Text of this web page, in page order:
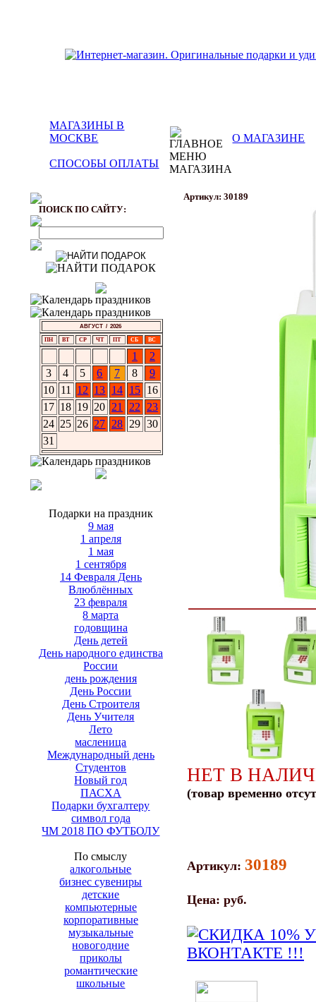
МАГАЗИНЫ В
МОСКВЕ
О МАГАЗИНЕ
СПОСОБЫ ОПЛАТЫ
ПОИСК ПО САЙТУ:
АВГУСТ / 2026
ПН ВТ СР ЧТ ПТ СБ ВС
1
2
3
4 5 6 7 8
9
10 11 12 13 14 15 16
17 18 19 20 21 22
23
24 25 26 27 28 29 30
31
Подарки на праздник
9 мая
1 апреля
1 мая
1 сентября
14 Февраля День
Влюблённых
23 февраля
8 марта
годовщина
День детей
День народного единства
России
день рождения
День России
День Строителя
День Учителя
Лето
масленица
Международный день
Студентов
Новый год
ПАСХА
Подарки бухгалтеру
символ года
ЧМ 2018 ПО ФУТБОЛУ
По смыслу
алкогольные
бизнес сувениры
детские
компьютерные
корпоративные
музыкальные
новогодние
приколы
романтические
школьные
Артикул: 30189
НЕТ В
(товар временно
Артикул: 30189
Цена: руб.